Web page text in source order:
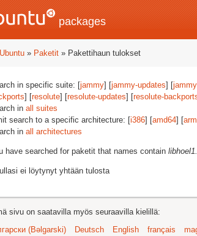
packages
Ubuntu » Paketit » Pakettihaun tulokset
in specific suite: [jammy] [jammy-updates] [
] [resolute] [resolute-updates] [resolute-
in all suites
search to a specific architecture: [i386] [amd64] [
in all architectures
have searched for paketit that names contain
ei löytynyt yhtään tulosta
sivu on saatavilla myös seuraavilla kielillä:
(Bəlgarski)
Deutsch English français